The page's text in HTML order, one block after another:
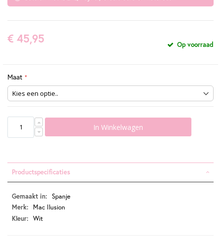
€ 45,95 Op voorraad
Maat
In Winkelwagen
Productspecificaties
Productspecificaties
Spanje
Mac Ilusion
Wit